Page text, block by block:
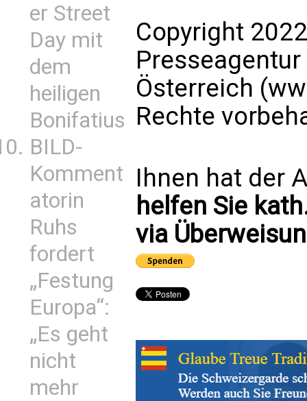
er Street
Day mit
dem
heiligen
Bonifatius
BILD-
Komment
atorin
Ruhs
fordert
„Festung
Europa“:
„Es geht
nicht
mehr
Copyright
Presseagentur
Österreich
Rechte
Ihnen hat der
helfen Sie
via